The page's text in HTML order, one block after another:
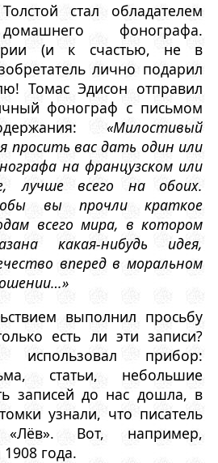
стал обладателем
фонографа.
(и к счастью, не в
лично подарил
Томас Эдисон отправил
фонограф с письмом
«Милостивый
просить вас дать один или
на французском или
лучше всего на обоих.
вы прочли краткое
всего мира, в котором
какая-нибудь идея,
вперед в моральном
выполнил просьбу
есть ли эти записи?
использовал прибор:
статьи, небольшие
записей до нас дошла, в
узнали, что писатель
Вот, например,
года.